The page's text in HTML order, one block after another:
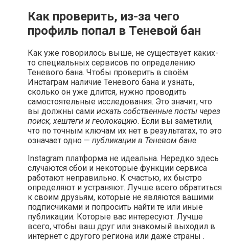
Как проверить, из-за чего
профиль попал в Теневой бан
Как уже говорилось выше, не существует каких-
то специальных сервисов по определению
Теневого бана. Чтобы проверить в своём
Инстаграм наличие Теневого бана и узнать,
сколько он уже длится, нужно проводить
самостоятельные исследования. Это значит, что
вы должны сами искать собственные посты через
поиск, хештеги и геолокацию. Если вы заметили,
что по точным ключам их нет в результатах, то это
означает одно — публикации в Теневом бане.
Instagram платформа не идеальна. Нередко здесь
случаются сбои и некоторые функции сервиса
работают неправильно. К счастью, их быстро
определяют и устраняют. Лучше всего обратиться
к своим друзьям, которые не являются вашими
подписчиками и попросить найти те или иные
публикации. Которые вас интересуют. Лучше
всего, чтобы ваш друг или знакомый выходил в
интернет с другого региона или даже страны .